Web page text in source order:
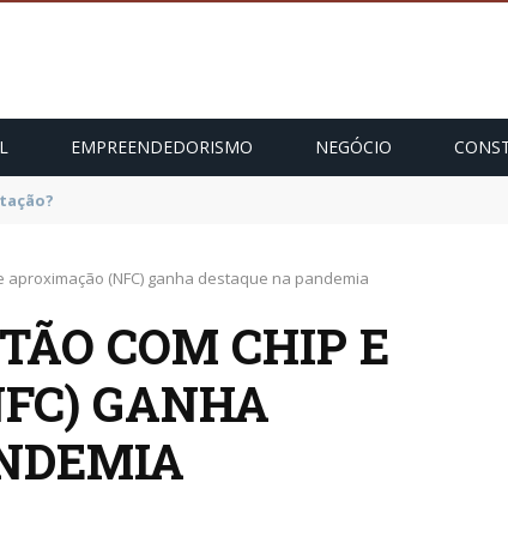
EMPREENDEDORISMO NEGÓCIO
aproximação (NFC) ganha destaque na pandemia
COM CHIP E
GANHA